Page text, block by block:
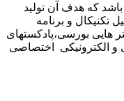
که هدف آن تولید
تکنیکال و برنامه
هایی بورسی،پادکستهای
و الکترونیکی اختصاصی